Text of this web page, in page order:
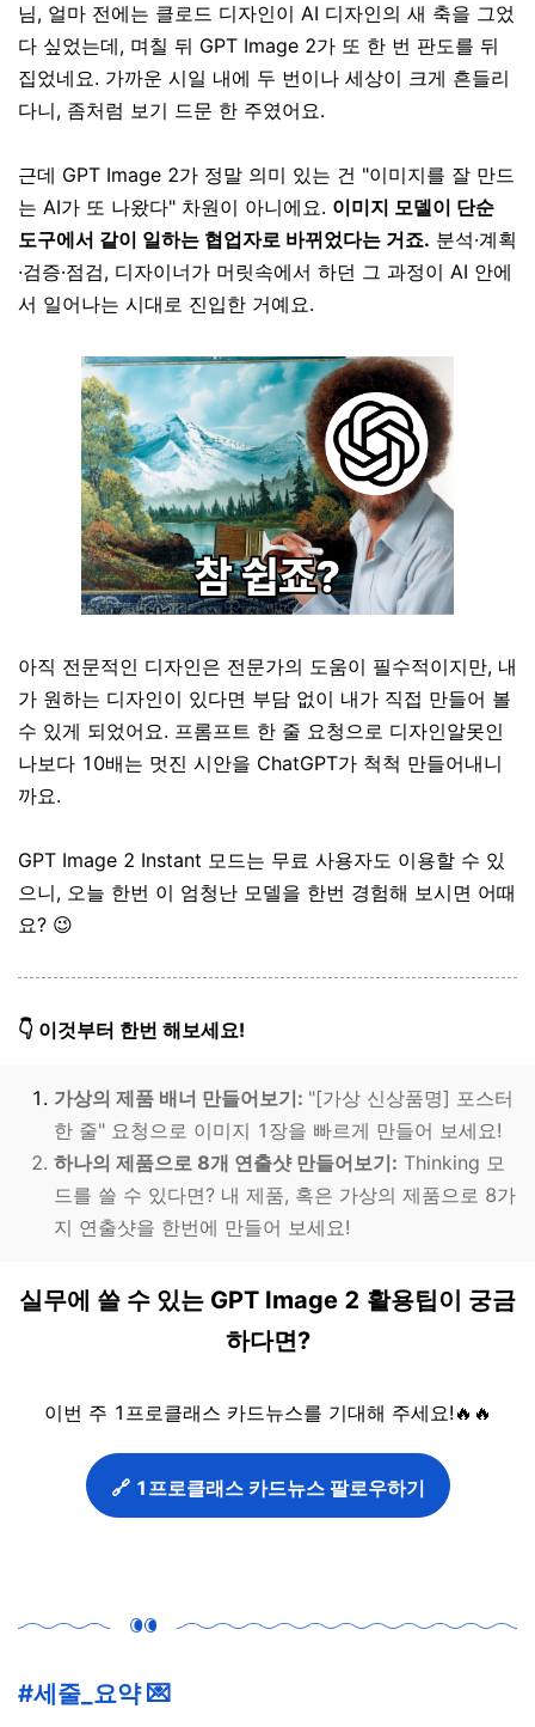
님, 얼마 전에는 클로드 디자인이 AI 디자인의 새 축을 그었
다 싶었는데, 며칠 뒤 GPT Image 2가 또 한 번 판도를 뒤
집었네요. 가까운 시일 내에 두 번이나 세상이 크게 흔들리
다니, 좀처럼 보기 드문 한 주였어요.
근데 GPT Image 2가 정말 의미 있는 건 "이미지를 잘 만드
는 AI가 또 나왔다" 차원이 아니에요. 이미지 모델이 단순
도구에서 같이 일하는 협업자로 바뀌었다는 거죠. 분석·계획
·검증·점검, 디자이너가 머릿속에서 하던 그 과정이 AI 안에
서 일어나는 시대로 진입한 거예요.
아직 전문적인 디자인은 전문가의 도움이 필수적이지만, 내
가 원하는 디자인이 있다면 부담 없이 내가 직접 만들어 볼
수 있게 되었어요. 프롬프트 한 줄 요청으로 디자인알못인
나보다 10배는 멋진 시안을 ChatGPT가 척척 만들어내니
까요.
GPT Image 2 Instant 모드는 무료 사용자도 이용할 수 있
으니, 오늘 한번 이 엄청난 모델을 한번 경험해 보시면 어때
요? 😉
👇 이것부터 한번 해보세요!
가상의 제품 배너 만들어보기: "[가상 신상품명] 포스터
한 줄" 요청으로 이미지 1장을 빠르게 만들어 보세요!
하나의 제품으로 8개 연출샷 만들어보기: Thinking 모
드를 쓸 수 있다면? 내 제품, 혹은 가상의 제품으로 8가
지 연출샷을 한번에 만들어 보세요!
실무에 쓸 수 있는 GPT Image 2 활용팁이 궁금
하다면?
이번 주 1프로클래스 카드뉴스를 기대해 주세요! 🔥 🔥
🔗 1프로클래스 카드뉴스 팔로우하기
#세줄_요약 💌